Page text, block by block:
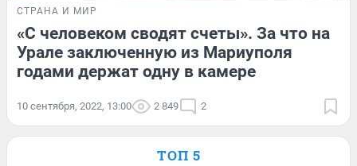
СТРАНА И МИР
«С человеком сводят счеты». За что на
Урале заключенную из Мариуполя
годами держат одну в камере
10 сентября, 2022, 13:00 2 849 2
ТОП 5